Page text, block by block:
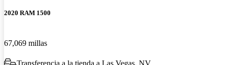
2020 RAM 1500
67,069 millas
Transferencia a la tienda a Las Vegas, NV